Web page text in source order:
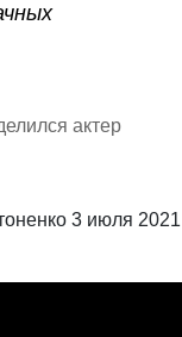
актер
3 июля 2021